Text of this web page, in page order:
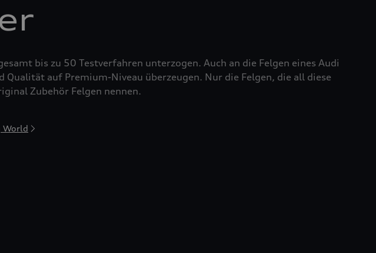
bis zu 50 Testverfahren unterzogen. Auch an die Felgen eines Audi
auf Premium-Niveau überzeugen. Nur die Felgen, die all diese
Zubehör Felgen nennen.
World